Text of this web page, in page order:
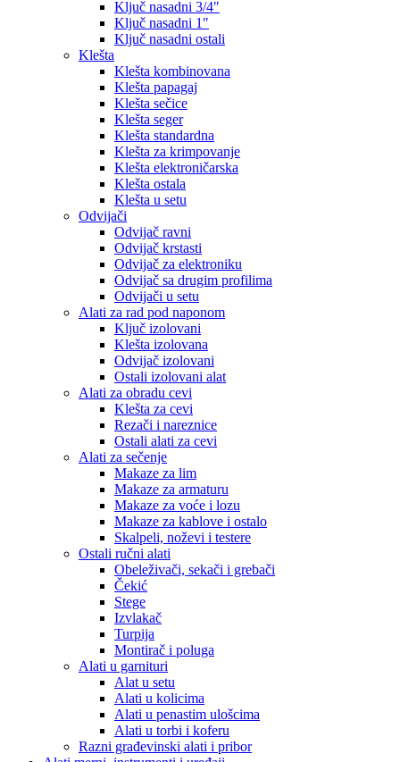
Ključ nasadni 3/4″
Ključ nasadni 1″
Ključ nasadni ostali
Klešta
Klešta kombinovana
Klešta papagaj
Klešta sečice
Klešta seger
Klešta standardna
Klešta za krimpovanje
Klešta elektroničarska
Klešta ostala
Klešta u setu
Odvijači
Odvijač ravni
Odvijač krstasti
Odvijač za elektroniku
Odvijač sa drugim profilima
Odvijači u setu
Alati za rad pod naponom
Ključ izolovani
Klešta izolovana
Odvijač izolovani
Ostali izolovani alat
Alati za obradu cevi
Klešta za cevi
Rezači i nareznice
Ostali alati za cevi
Alati za sečenje
Makaze za lim
Makaze za armaturu
Makaze za voće i lozu
Makaze za kablove i ostalo
Skalpeli, noževi i testere
Ostali ručni alati
Obeleživači, sekači i grebači
Čekić
Stege
Izvlakač
Turpija
Montirač i poluga
Alati u garnituri
Alat u setu
Alati u kolicima
Alati u penastim ulošcima
Alati u torbi i koferu
Razni građevinski alati i pribor